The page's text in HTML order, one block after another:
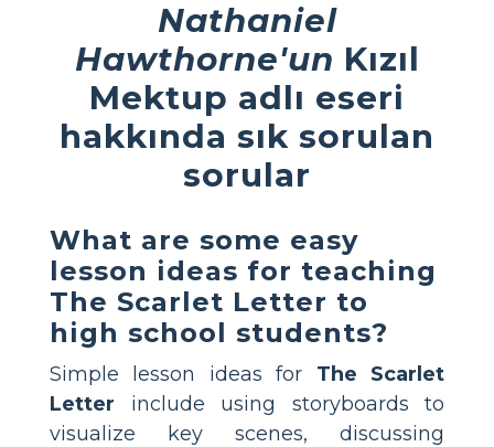
Nathaniel
Hawthorne'un Kızıl
Mektup adlı eseri
hakkında sık sorulan
sorular
What are some easy
lesson ideas for teaching
The Scarlet Letter to
high school students?
Simple lesson ideas for The Scarlet
Letter include using storyboards to
visualize key scenes, discussing